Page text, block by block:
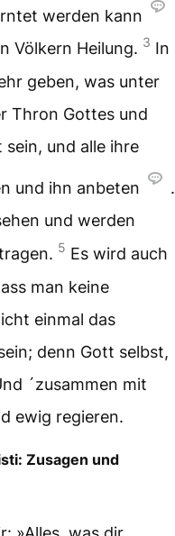
werden kann
Völkern Heilung. 3 In
geben, was unter
Thron Gottes und
und alle ihre
und ihn anbeten .
und werden
5 Es wird auch
man keine
einmal das
denn Gott selbst,
´zusammen mit
ewig regieren.
Zusagen und